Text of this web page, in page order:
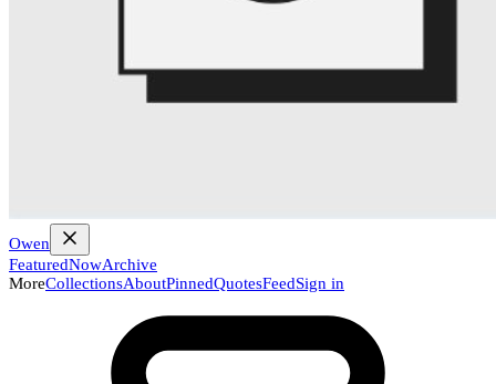
Owen
FeaturedNowArchive
MoreCollectionsAboutPinnedQuotesFeedSign in